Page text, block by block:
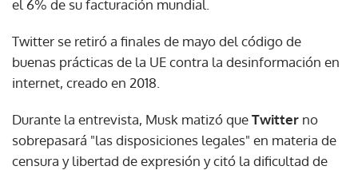
el 6% de su facturación mundial.
Twitter se retiró a finales de mayo del código de
buenas prácticas de la UE contra la desinformación en
internet, creado en 2018.
Durante la entrevista, Musk matizó queTwitter no
sobrepasará "las disposiciones legales" en materia de
censura y libertad de expresión y citó la dificultad de